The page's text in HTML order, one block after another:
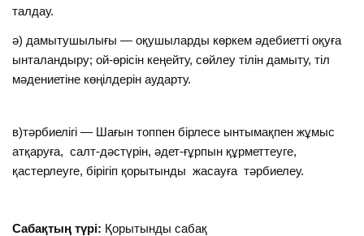
талдау.
ә) дамытушылығы — оқушыларды көркем әдебиетті оқуға
ынталандыру; ой-өрісін кеңейту, сөйлеу тілін дамыту, тіл
мәдениетіне көңілдерін аударту.
в)тәрбиелігі — Шағын топпен бірлесе ынтымақпен жұмыс
атқаруға, салт-дәстүрін, әдет-ғұрпын құрметтеуге,
қастерлеуге, бірігіп қорытынды жасауға тәрбиелеу.
Сабақтың түрі: Қорытынды сабақ